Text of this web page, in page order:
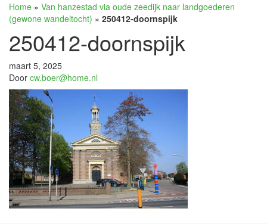
Home » Van hanzestad via oude zeedijk naar landgoederen
(gewone wandeltocht) » 250412-doornspijk
250412-doornspijk
maart 5, 2025
Door cw.boer@home.nl